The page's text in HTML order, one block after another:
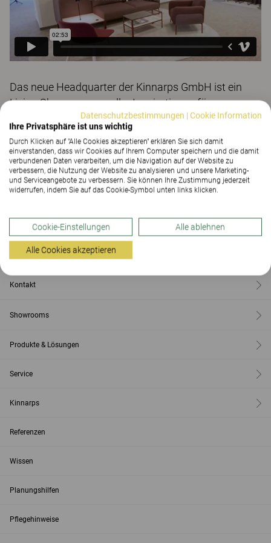
Das neue Headquarter der Kinnarps GmbH ist ein
Living Showroom – voller Inspirationen für
Arbeitswelten und -orte. Sie können uns jetzt für
einen ersten Eindruck kontaktlos besuchen.
Natürlich hoffen wir, dass Ihnen gefällt, was Sie
gesehen haben. Ein Besuch ist unter den geltenden
Hygienemaßnahmen schon jetzt möglich. Wir
wollen, sind wir auch später für Sie da.
Kontakt
Showrooms
Produkte & Lösungen
Service
Kinnarps
Referenzen
Wissen
Planungshilfen
Pflegehinweise
Datenschutzbestimmungen |Cookie Information
Ihre Privatsphäre ist uns wichtig
Durch Klicken auf "Alle Cookies akzeptieren" erklären Sie sich damit
einverstanden, dass wir Cookies auf Ihrem Computer speichern und die damit
verbundenen Daten verarbeiten, um die Navigation auf der Website zu
verbessern, die Nutzung der Website zu analysieren und unsere Marketing-
und Serviceangebote zu verbessern. Sie können Ihre Zustimmung jederzeit
widerrufen, indem Sie auf das Cookie-Symbol unten links klicken.
Cookie-Einstellungen Alle ablehnen
Alle Cookies akzeptieren